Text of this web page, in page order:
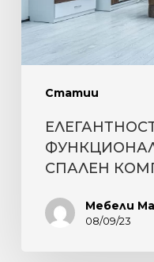
Статии
СПАЛЕН
КОМПЛЕКТ
“НИЦА”
СПАЛЕН
Мебели
08/09/23